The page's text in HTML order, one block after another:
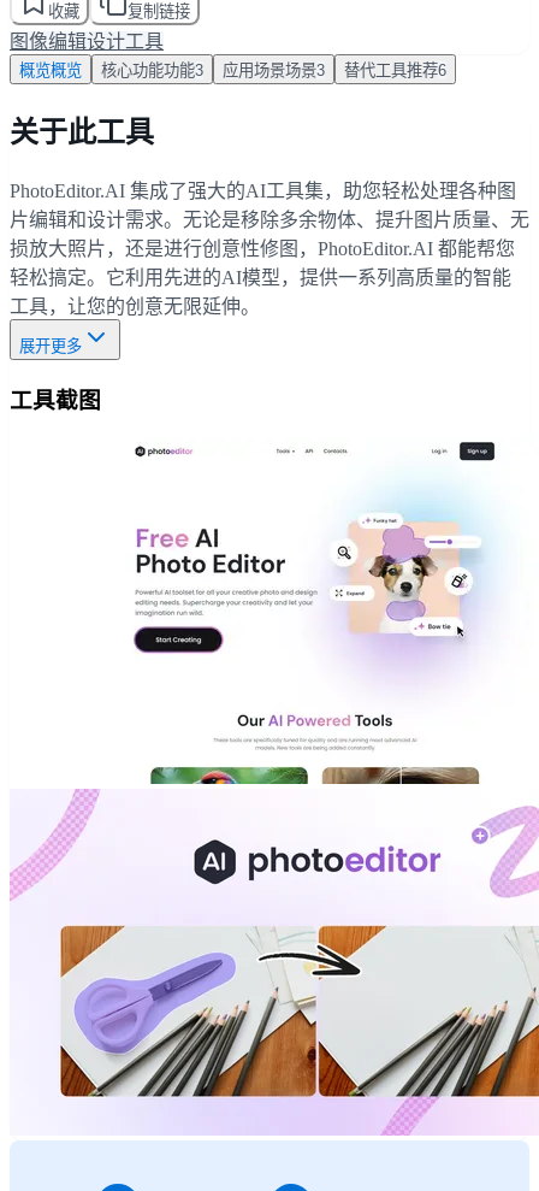
收藏 复制链接
图像编辑设计工具
概览概览 核心功能功能3 应用场景场景3 替代工具推荐6
关于此工具
PhotoEditor.AI 集成了强大的AI工具集，助您轻松处理各种图
片编辑和设计需求。无论是移除多余物体、提升图片质量、无
损放大照片，还是进行创意性修图，PhotoEditor.AI 都能帮您
轻松搞定。它利用先进的AI模型，提供一系列高质量的智能
工具，让您的创意无限延伸。
展开更多
工具截图